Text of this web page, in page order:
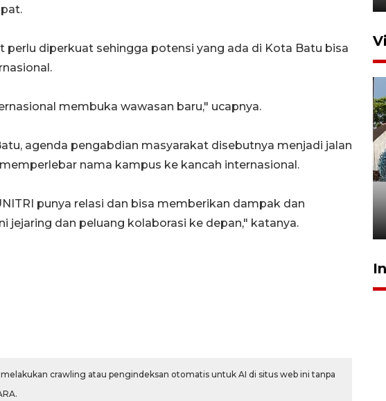
perlu diperkuat sehingga potensi yang ada di Kota Batu bisa
membuka wawasan baru," ucapnya.
agenda pengabdian masyarakat disebutnya menjadi jalan
nama kampus ke kancah internasional.
punya relasi dan bisa memberikan dampak dan
jejaring dan peluang kolaborasi ke depan," katanya.
crawling atau pengindeksan otomatis untuk AI di situs web ini tanpa
Bulog Ponorogo serap 8.600
dari target
5 Agustus 2026 19:33